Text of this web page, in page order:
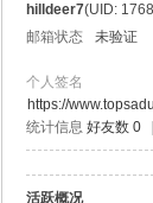
hilldeer7(UID:
邮箱状态
未验证
个人签名
https://
统计信息 好友数 0
活跃概况